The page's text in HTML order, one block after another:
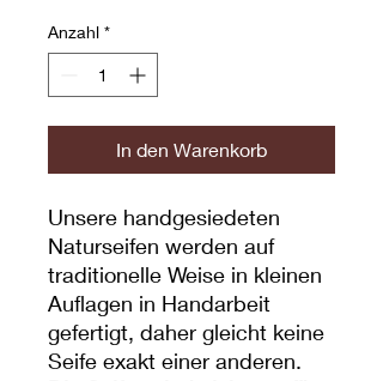
Anzahl *
In den Warenkorb
Unsere handgesiedeten
Naturseifen werden auf
traditionelle Weise in kleinen
Auflagen in Handarbeit
gefertigt, daher gleicht keine
Seife exakt einer anderen.